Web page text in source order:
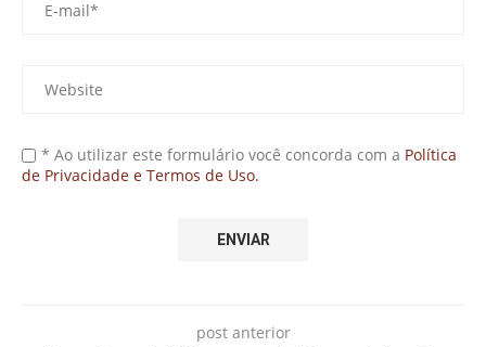
* Ao utilizar este formulário você concorda com a Política
de Privacidade e Termos de Uso.
post anterior